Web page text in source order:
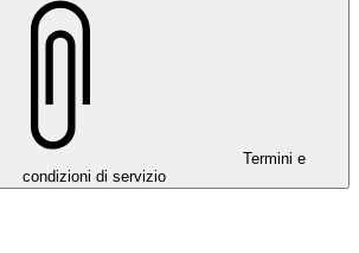
Termini e
condizioni di servizio